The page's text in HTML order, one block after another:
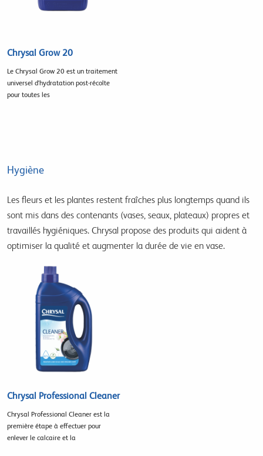
Chrysal Grow 20
Le Chrysal Grow 20 est un traitement
universel d'hydratation post-récolte
pour toutes les
Hygiène
Les fleurs et les plantes restent fraîches plus longtemps quand ils
sont mis dans des contenants (vases, seaux, plateaux) propres et
travaillés hygiéniques. Chrysal propose des produits qui aident à
optimiser la qualité et augmenter la durée de vie en vase.
Chrysal Professional Cleaner
Chrysal Professional Cleaner est la
première étape à effectuer pour
enlever le calcaire et la